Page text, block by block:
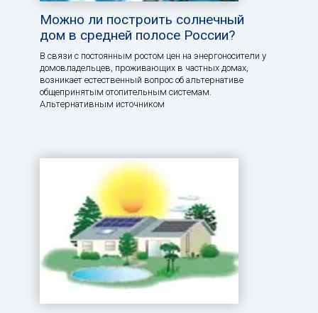
Можно ли построить солнечный
дом в средней полосе России?
В связи с постоянным ростом цен на энергоносители у
домовладельцев, проживающих в частных домах,
возникает естественный вопрос об альтернативе
общепринятым отопительным системам.
Альтернативным источником